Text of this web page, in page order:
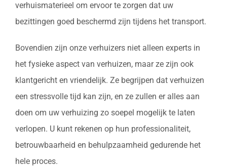
verhuismaterieel om ervoor te zorgen dat uw
bezittingen goed beschermd zijn tijdens het transport.
Bovendien zijn onze verhuizers niet alleen experts in
het fysieke aspect van verhuizen, maar ze zijn ook
klantgericht en vriendelijk. Ze begrijpen dat verhuizen
een stressvolle tijd kan zijn, en ze zullen er alles aan
doen om uw verhuizing zo soepel mogelijk te laten
verlopen. U kunt rekenen op hun professionaliteit,
betrouwbaarheid en behulpzaamheid gedurende het
hele proces.